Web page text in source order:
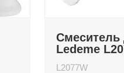
Ledeme
L2077W